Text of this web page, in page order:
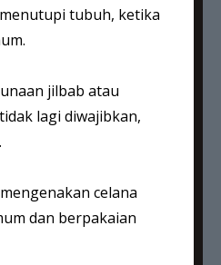
tubuh, ketika
jilbab atau
lagi diwajibkan,
celana
dan berpakaian